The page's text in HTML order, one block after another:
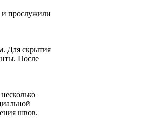
и прослужили
Для скрытия
После
швов.